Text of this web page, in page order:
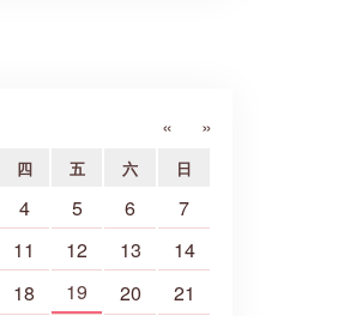
«
»
四 五 六 日
4 5 6
7
11 12 13
14
18 19 20
21